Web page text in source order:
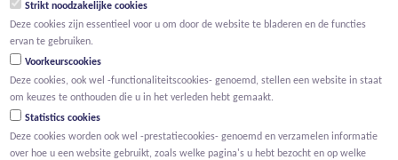
BTW BE 0466.256.432
Strikt noodzakelijke cookies
Deze cookies zijn essentieel voor u om door de website te bladeren en de functies
ervan te gebruiken.
Voorkeurscookies
Deze cookies, ook wel -functionaliteitscookies- genoemd, stellen een website in staat
om keuzes te onthouden die u in het verleden hebt gemaakt.
Statistics cookies
Deze cookies worden ook wel -prestatiecookies- genoemd en verzamelen informatie
over hoe u een website gebruikt, zoals welke pagina's u hebt bezocht en op welke